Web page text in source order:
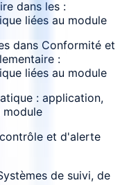
dans les :
liées au module
dans Conformité et
:
liées au module
: application,
module
et d'alerte
de suivi, de